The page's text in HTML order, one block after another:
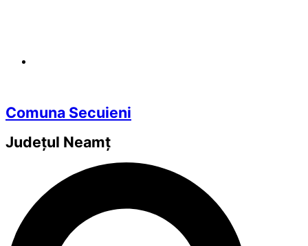
Comuna Secuieni
Județul Neamț